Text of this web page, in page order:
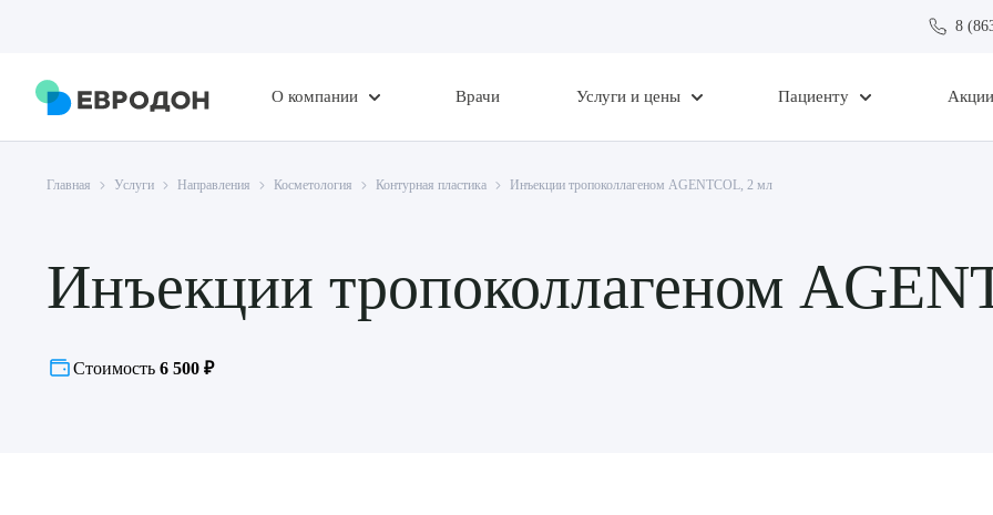
8
О компании Врачи Услуги и цены Пациенту Акции
Главная Услуги Направления Косметология Контурная пластика Инъекции тропоколлагеном AGENTCOL, 2 мл
Инъекции тропоколлагеном
Стоимость 6 500 ₽